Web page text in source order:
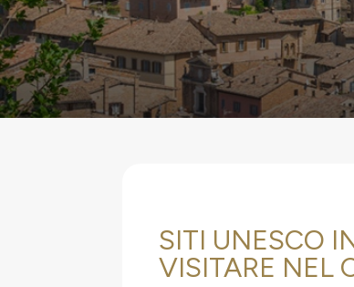
SITI UNESCO
VISITARE NEL